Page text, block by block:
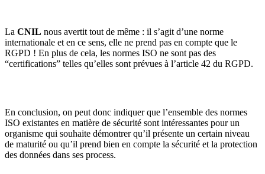
La CNIL nous avertit tout de même : il s’agit d’une norme
internationale et en ce sens, elle ne prend pas en compte que le
RGPD ! En plus de cela, les normes ISO ne sont pas des
“certifications” telles qu’elles sont prévues à l’article 42 du RGPD.
En conclusion, on peut donc indiquer que l’ensemble des normes
ISO existantes en matière de sécurité sont intéressantes pour un
organisme qui souhaite démontrer qu’il présente un certain niveau
de maturité ou qu’il prend bien en compte la sécurité et la protection
des données dans ses process.